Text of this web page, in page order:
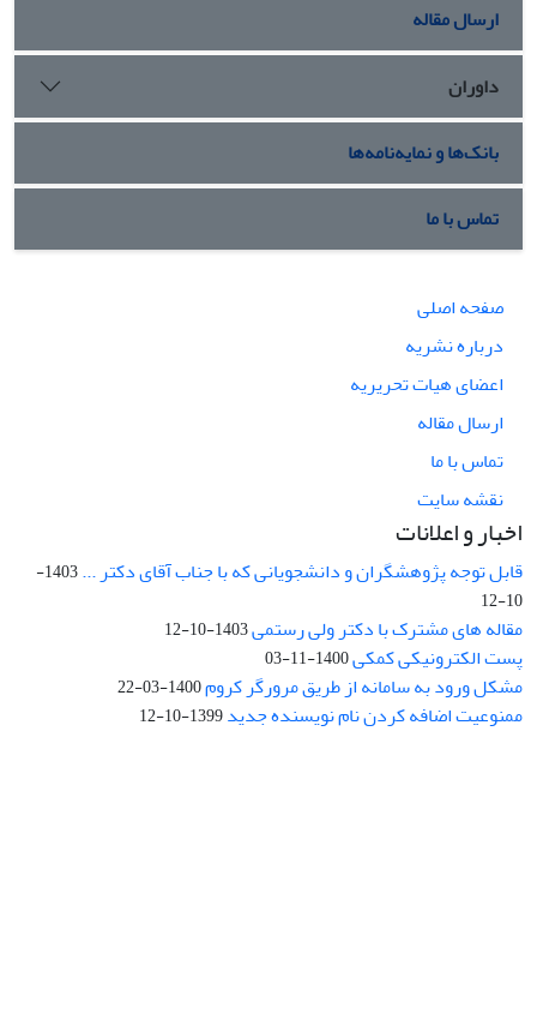
ارسال مقاله
داوران
بانک‌ها و نمایه‌نامه‌ها
تماس با ما
صفحه اصلی
درباره نشریه
اعضای هیات تحریریه
ارسال مقاله
تماس با ما
نقشه سایت
اخبار و اعلانات
قابل توجه پژوهشگران و دانشجویانی که با جناب آقای دکتر ...
1403-
10-12
مقاله های مشترک با دکتر ولی رستمی1403-10-12
پست الکترونیکی کمکی1400-11-03
مشکل ورود به سامانه از طریق مرورگر کروم1400-03-22
ممنوعیت اضافه کردن نام نویسنده جدید1399-10-12